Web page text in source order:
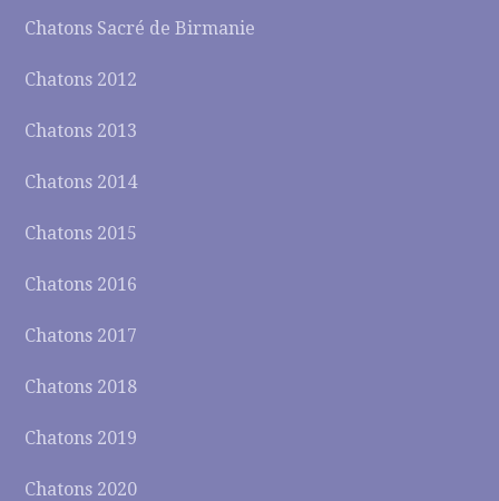
Chatons Sacré de Birmanie
Chatons 2012
Chatons 2013
Chatons 2014
Chatons 2015
Chatons 2016
Chatons 2017
Chatons 2018
Chatons 2019
Chatons 2020